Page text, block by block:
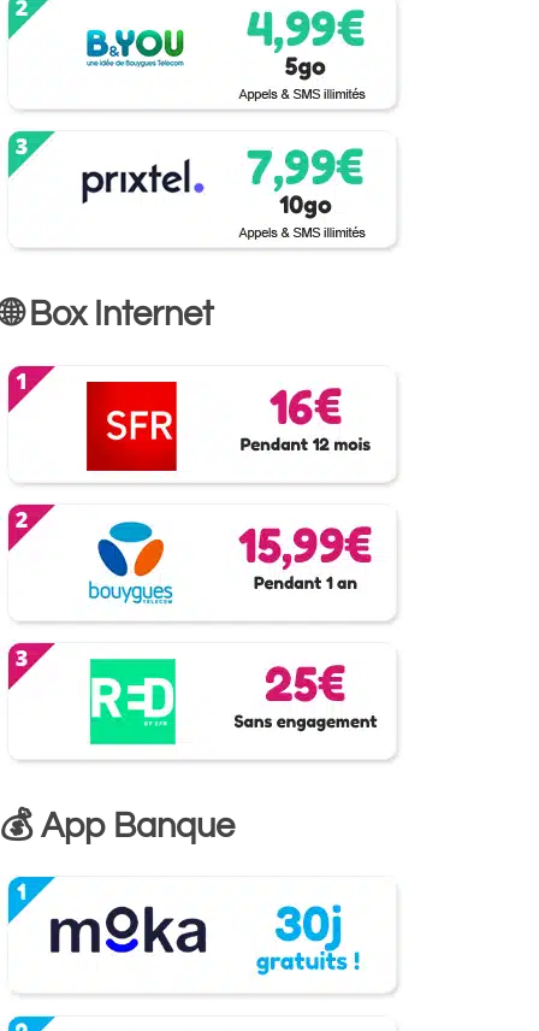
🌐 Box Internet
💰 App Banque